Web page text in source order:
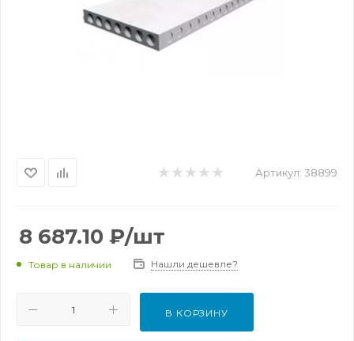
Артикул: 38899
8 687.10 ₽/шт
Товар в наличии Нашли дешевле?
В КОРЗИНУ